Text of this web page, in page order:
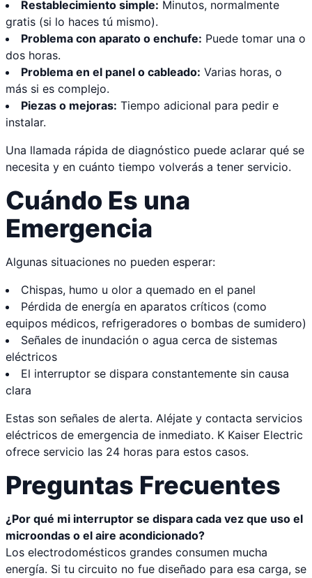
Restablecimiento simple: Minutos, normalmente
gratis (si lo haces tú mismo).
Problema con aparato o enchufe: Puede tomar una o
dos horas.
Problema en el panel o cableado: Varias horas, o
más si es complejo.
Piezas o mejoras: Tiempo adicional para pedir e
instalar.
Una llamada rápida de diagnóstico puede aclarar qué se
necesita y en cuánto tiempo volverás a tener servicio.
Cuándo Es una
Emergencia
Algunas situaciones no pueden esperar:
Chispas, humo u olor a quemado en el panel
Pérdida de energía en aparatos críticos (como
equipos médicos, refrigeradores o bombas de sumidero)
Señales de inundación o agua cerca de sistemas
eléctricos
El interruptor se dispara constantemente sin causa
clara
Estas son señales de alerta. Aléjate y contacta servicios
eléctricos de emergencia de inmediato. K Kaiser Electric
ofrece servicio las 24 horas para estos casos.
Preguntas Frecuentes
¿Por qué mi interruptor se dispara cada vez que uso el
microondas o el aire acondicionado?
Los electrodomésticos grandes consumen mucha
energía. Si tu circuito no fue diseñado para esa carga, se